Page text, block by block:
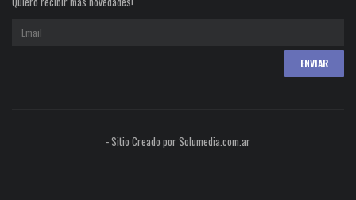
- Sitio Creado por Solumedia.com.ar